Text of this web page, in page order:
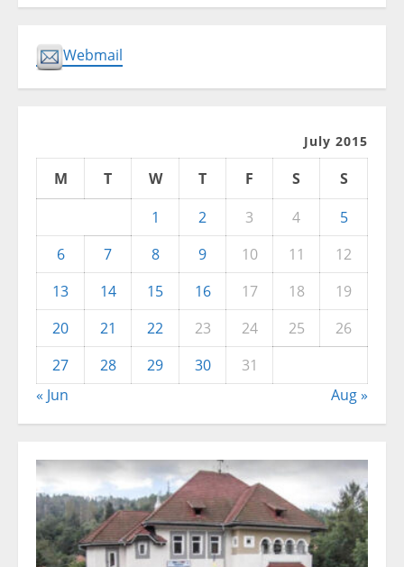
Webmail
July 2015
M T W T F S
S
1
2 3 4
5
6
7 8 9 10 11
12
13
14 15 16 17 18
19
20
21 22 23 24 25
26
27
28 29 30
31
« Jun
Aug »